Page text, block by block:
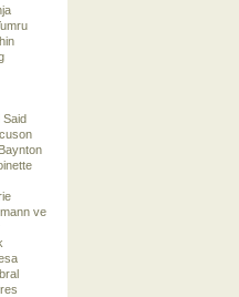
Said
ve